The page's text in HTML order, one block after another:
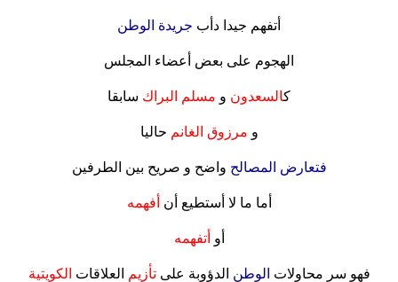
أتفهم جيدا دأب جريدة الوطن
الهجوم على بعض أعضاء المجلس
كالسعدون و مسلم البراك سابقا
و مرزوق الغانم حاليا
فتعارض المصالح واضح و صريح بين الطرفين
أما ما لا أستطيع أن أفهمه
أو أتفهمه
فهو سر محاولات الوطن الدؤوبة علىتأزيم العلاقات الكويتية